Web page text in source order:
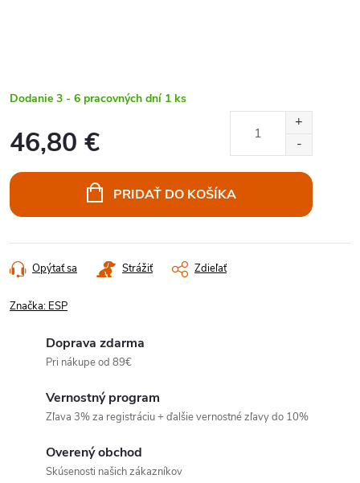
Dodanie 3 - 6 pracovných dní 1 ks
46,80 €
cena:
PRIDAŤ DO KOŠÍKA
Opýtať sa Strážiť Zdieľať
Značka: ESP
Doprava zdarma
Pri nákupe od 89€
Vernostný program
Zľava 3% za registráciu + ďalšie vernostné zľavy do 10%
Overený obchod
Skúsenosti našich zákazníkov